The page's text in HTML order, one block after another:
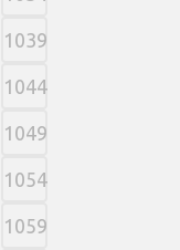
1039
1044
1049
1054
1059